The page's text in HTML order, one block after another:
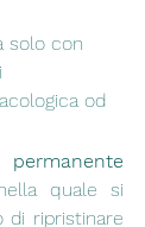
solo con
od
permanente
quale si
di ripristinare